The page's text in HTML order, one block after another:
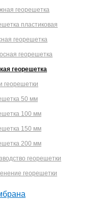
георешетка
пластиковая
георешетка
георешетка
георешетка
георешетки
50 мм
100 мм
150 мм
200 мм
георешетки
георешетки